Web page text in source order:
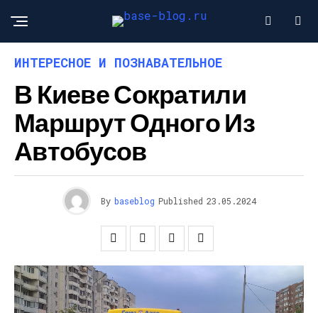
ИНТЕРЕСНОЕ И ПОЗНАВАТЕЛЬНОЕ
В Киеве Сократили
Маршрут Одного Из
Автобусов
By baseblog Published 23.05.2024